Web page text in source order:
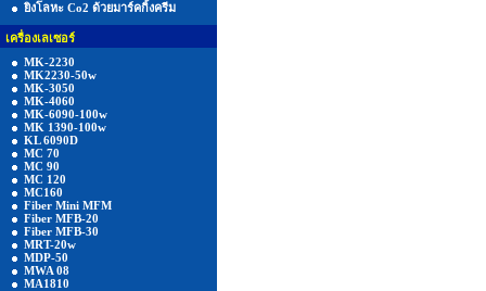
ยิงโลหะ Co2 ด้วยมาร์คกิ้งครีม
เครื่องเลเซอร์
MK-2230
MK2230-50w
MK-3050
MK-4060
MK-6090-100w
MK 1390-100w
KL 6090D
MC 70
MC 90
MC 120
MC160
Fiber Mini MFM
Fiber MFB-20
Fiber MFB-30
MRT-20w
MDP-50
MWA 08
MA1810